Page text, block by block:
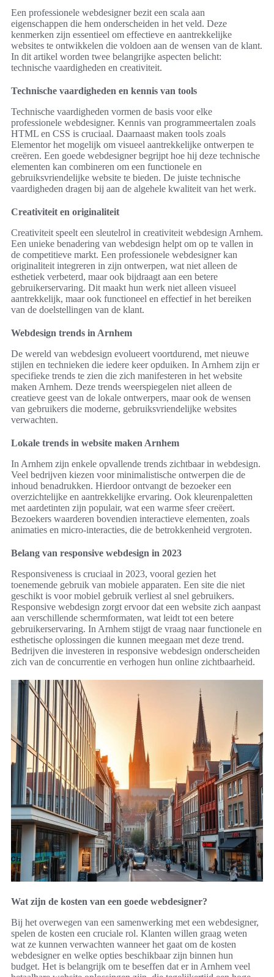
Een professionele webdesigner bezit een scala aan
eigenschappen die hem onderscheiden in het veld. Deze
kenmerken zijn essentieel om effectieve en aantrekkelijke
websites te ontwikkelen die voldoen aan de wensen van de klant.
In dit artikel worden twee belangrijke aspecten belicht:
technische vaardigheden en creativiteit.
Technische vaardigheden en kennis van tools
Technische vaardigheden vormen de basis voor elke
professionele webdesigner. Kennis van programmeertalen zoals
HTML en CSS is cruciaal. Daarnaast maken tools zoals
Elementor het mogelijk om visueel aantrekkelijke ontwerpen te
creëren. Een goede webdesigner begrijpt hoe hij deze technische
elementen kan combineren om een functionele en
gebruiksvriendelijke website te bieden. De juiste technische
vaardigheden dragen bij aan de algehele kwaliteit van het werk.
Creativiteit en originaliteit
Creativiteit speelt een sleutelrol in creativiteit webdesign Arnhem.
Een unieke benadering van webdesign helpt om op te vallen in
de competitieve markt. Een professionele webdesigner kan
originaliteit integreren in zijn ontwerpen, wat niet alleen de
esthetiek verbeterd, maar ook bijdraagt aan een betere
gebruikerservaring. Dit maakt hun werk niet alleen visueel
aantrekkelijk, maar ook functioneel en effectief in het bereiken
van de doelstellingen van de klant.
Webdesign trends in Arnhem
De wereld van webdesign evolueert voortdurend, met nieuwe
stijlen en technieken die iedere keer opduiken. In Arnhem zijn er
specifieke trends te zien die zich manifesteren in het website
maken Arnhem. Deze trends weerspiegelen niet alleen de
creatieve geest van de lokale ontwerpers, maar ook de wensen
van gebruikers die moderne, gebruiksvriendelijke websites
verwachten.
Lokale trends in website maken Arnhem
In Arnhem zijn enkele opvallende trends zichtbaar in webdesign.
Veel bedrijven kiezen voor minimalistische ontwerpen die de
inhoud benadrukken. Hierdoor ontvangt de bezoeker een
overzichtelijke en aantrekkelijke ervaring. Ook kleurenpaletten
met aardetinten zijn populair, wat een warme sfeer creëert.
Bezoekers waarderen bovendien interactieve elementen, zoals
animaties en micro-interacties, die de betrokkenheid vergroten.
Belang van responsive webdesign in 2023
Responsiveness is cruciaal in 2023, vooral gezien het
toenemende gebruik van mobiele apparaten. Een site die niet
geschikt is voor mobiel gebruik verliest al snel gebruikers.
Responsive webdesign zorgt ervoor dat een website zich aanpast
aan verschillende schermformaten, wat leidt tot een betere
gebruikerservaring. In Arnhem stijgt de vraag naar functionele en
esthetische oplossingen die kunnen meegaan met deze trend.
Bedrijven die investeren in responsive webdesign onderscheiden
zich van de concurrentie en verhogen hun online zichtbaarheid.
Wat zijn de kosten van een goede webdesigner?
Bij het overwegen van een samenwerking met een webdesigner,
spelen de kosten een cruciale rol. Klanten willen graag weten
wat ze kunnen verwachten wanneer het gaat om de kosten
webdesigner en welke opties beschikbaar zijn binnen hun
budget. Het is belangrijk om te beseffen dat er in Arnhem veel